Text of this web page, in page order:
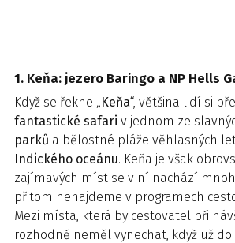
1. Keňa: jezero Baringo a NP Hells
Když se řekne „Keňa“, většina lidí si
fantastické safari v jednom ze
parků a bělostné pláže věhlasných
Indického oceánu. Keňa je však
zajímavých míst se v ní nachází
přitom nenajdeme v programech
Mezi místa, která by cestovatel při
rozhodně neměl vynechat, když už do